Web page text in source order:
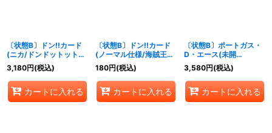
〔状態B〕ドン!!カード
(ニカ/ドンドットット♪
ドンドットット♪♪)【-】
{-}
3,180円(税込)
カートに入れる
〔状態B〕ドン!!カード
(ノーマル仕様/海賊王に
なる男だ!!!)【-】{-}
180円(税込)
カートに入れる
〔状態B〕ポートガス・
D・エース(未開
封/illust:Makitoshi)
【L】{OP03-001}
3,580円(税込)
カートに入れる